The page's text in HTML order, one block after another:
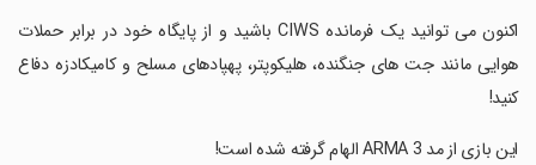
اکنون می توانید یک فرمانده CIWS باشید و از پایگاه خود در برابر حملات
هوایی مانند جت های جنگنده، هلیکوپتر، پهپادهای مسلح و کامیکادزه دفاع
کنید!
‏این بازی از مد ARMA 3 الهام گرفته شده است!